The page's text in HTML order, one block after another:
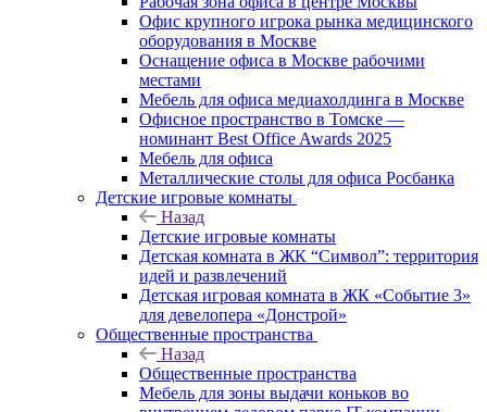
Офис крупного игрока рынка медицинского
оборудования в Москве
Оснащение офиса в Москве рабочими
местами
Мебель для офиса медиахолдинга в Москве
Офисное пространство в Томске —
номинант Best Office Awards 2025
Мебель для офиса
Металлические столы для офиса Росбанка
Детские игровые комнаты
Назад
Детские игровые комнаты
Детская комната в ЖК “Символ”: территория
идей и развлечений
Детская игровая комната в ЖК «Событие 3»
для девелопера «Донстрой»
Общественные пространства
Назад
Общественные пространства
Мебель для зоны выдачи коньков во